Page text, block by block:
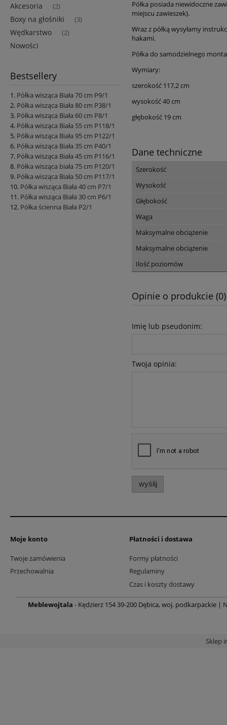
Akcesoria (2)
Boxy na głośniki (3)
Wędkarstwo (2)
Nowości
Bestsellery
Półka wisząca Biała 70 cm P9/1
Półka wisząca Biała 80 cm P38/1
Półka wisząca Biała 60 cm P8/1
Półka wisząca Biała 55 cm P118/1
Półka wisząca Biała 95 cm P122/1
Półka wisząca Biała 35 cm P40/1
Półka wisząca Biała 45 cm P116/1
Półka wisząca biała 75 cm P120/1
Półka wisząca Biała 50 cm P117/1
Półka wisząca Biała 40 cm P7/1
Półka wisząca Biała 30 cm P6/1
Półka ścienna Biała P2/1
Półka posiada niewidoczne
miejscu zawieszek).
Wraz z półką wysyłamy
hakami.
Półka do samodzielnego
Wymiary:
szerokość 117,2 cm
wysokość 40 cm
głębokość 19 cm
Dane techniczne
Szerokość
Wysokość
Głębokość
Waga
Maksymalne obciążenie
Maksymalne obciążenie
Ilość poziomów
Opinie o produkcie (0)
Imię lub pseudonim:
Twoja opinia:
wyślij
Moje konto
Twoje zamówienia
Przechowalnia
Płatności i dostawa
Formy płatności
Regulaminy
Czas i koszty dostawy
Meblewojtala - Kędzierz 154 39-200 Dębica, woj. podkarpackie |
Sklep